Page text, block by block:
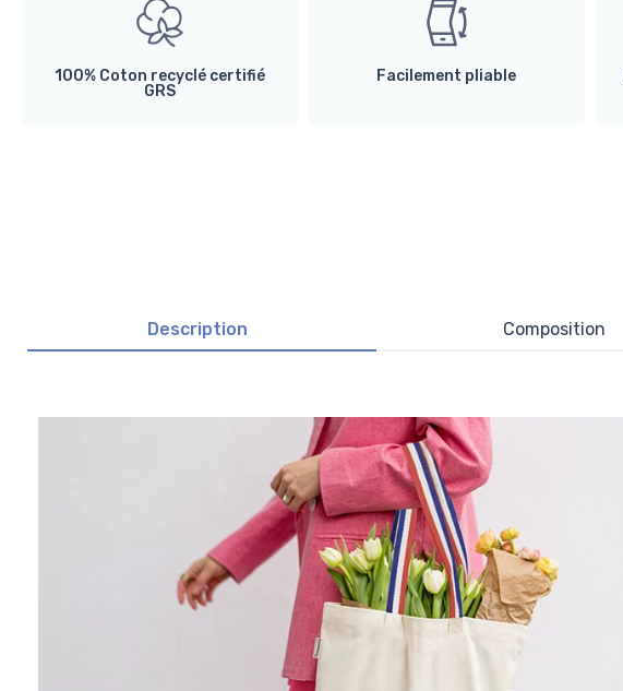
100% Coton recyclé certifié
GRS
Facilement pliable
Description Composition